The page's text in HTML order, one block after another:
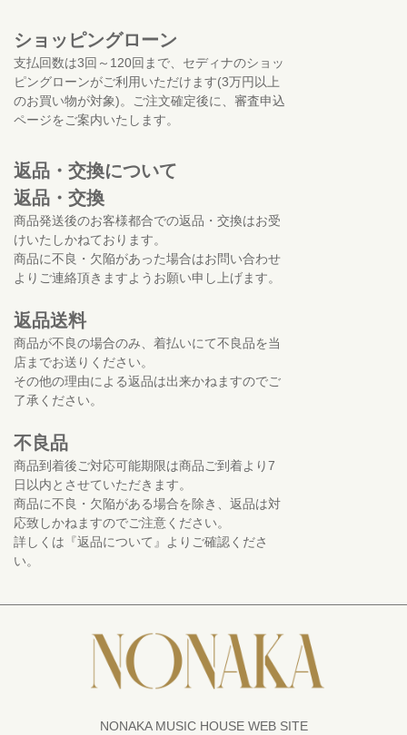
ショッピングローン
支払回数は3回～120回まで、セディナのショッ
ピングローンがご利用いただけます(3万円以上
のお買い物が対象)。ご注文確定後に、審査申込
ページをご案内いたします。
返品・交換について
返品・交換
商品発送後のお客様都合での返品・交換はお受
けいたしかねております。
商品に不良・欠陥があった場合はお問い合わせ
よりご連絡頂きますようお願い申し上げます。
返品送料
商品が不良の場合のみ、着払いにて不良品を当
店までお送りください。
その他の理由による返品は出来かねますのでご
了承ください。
不良品
商品到着後ご対応可能期限は商品ご到着より7
日以内とさせていただきます。
商品に不良・欠陥がある場合を除き、返品は対
応致しかねますのでご注意ください。
詳しくは『返品について』よりご確認くださ
い。
NONAKA MUSIC HOUSE WEB SITE